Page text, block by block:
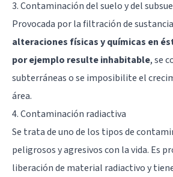
3. Contaminación del suelo y del
Provocada por la filtración de
alteraciones físicas y químicas en
por ejemplo resulte inhabitable, se
subterráneas o se imposibilite el
área.
4. Contaminación radiactiva
Se trata de uno de los tipos de
peligrosos y agresivos con la vida. Es
liberación de material radiactivo y